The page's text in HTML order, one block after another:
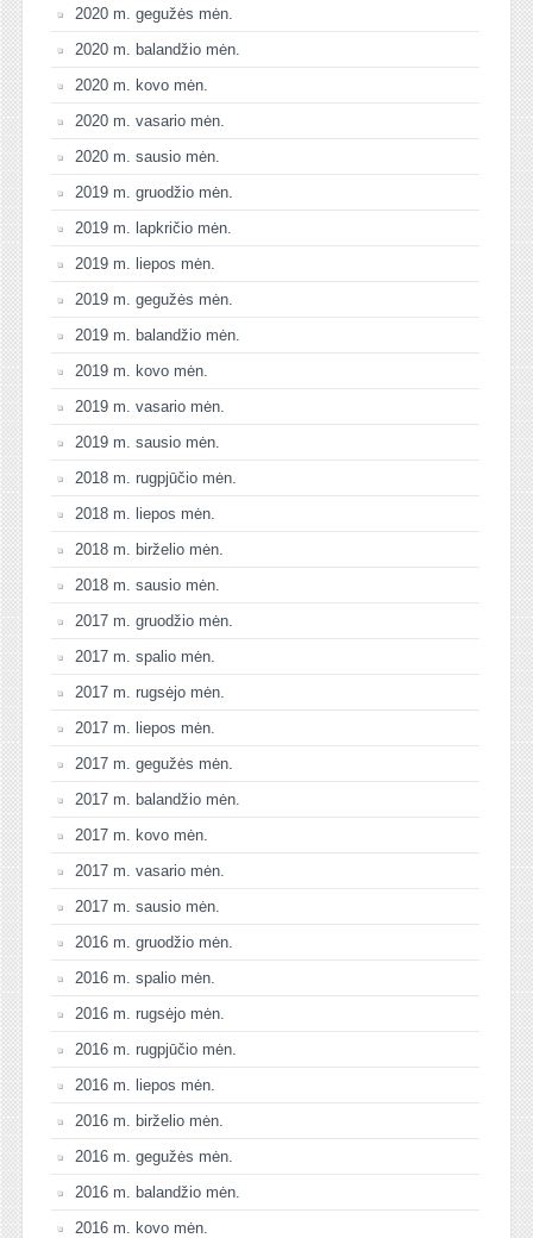
2020 m. gegužės mėn.
2020 m. balandžio mėn.
2020 m. kovo mėn.
2020 m. vasario mėn.
2020 m. sausio mėn.
2019 m. gruodžio mėn.
2019 m. lapkričio mėn.
2019 m. liepos mėn.
2019 m. gegužės mėn.
2019 m. balandžio mėn.
2019 m. kovo mėn.
2019 m. vasario mėn.
2019 m. sausio mėn.
2018 m. rugpjūčio mėn.
2018 m. liepos mėn.
2018 m. birželio mėn.
2018 m. sausio mėn.
2017 m. gruodžio mėn.
2017 m. spalio mėn.
2017 m. rugsėjo mėn.
2017 m. liepos mėn.
2017 m. gegužės mėn.
2017 m. balandžio mėn.
2017 m. kovo mėn.
2017 m. vasario mėn.
2017 m. sausio mėn.
2016 m. gruodžio mėn.
2016 m. spalio mėn.
2016 m. rugsėjo mėn.
2016 m. rugpjūčio mėn.
2016 m. liepos mėn.
2016 m. birželio mėn.
2016 m. gegužės mėn.
2016 m. balandžio mėn.
2016 m. kovo mėn.